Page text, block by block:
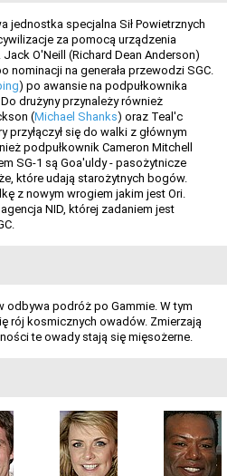
jednostka specjalna Sił Powietrznych
za pomocą urządzenia
O'Neill (Richard Dean Anderson)
nominacji na generała przewodzi SGC.
) po awansie na podpułkownika
drużyny przynależy również
(Michael Shanks) oraz Teal'c
przyłączył się do walki z głównym
podpułkownik Cameron Mitchell
SG-1 są Goa'uldy - pasożytnicze
które udają starożytnych bogów.
z nowym wrogiem jakim jest Ori.
NID, której zadaniem jest
odbywa podróż po Gammie. W tym
rój kosmicznych owadów. Zmierzają
te owady stają się mięsożerne.